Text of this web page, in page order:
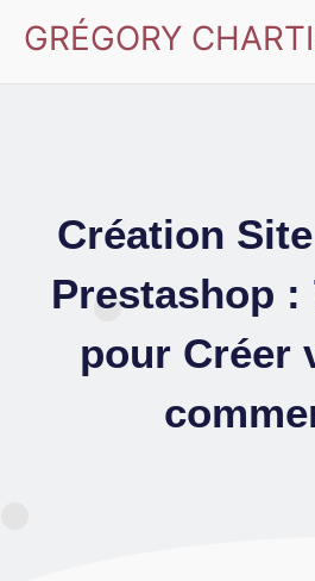
GRÉGORY
Création
Prestashop :
pour Créer